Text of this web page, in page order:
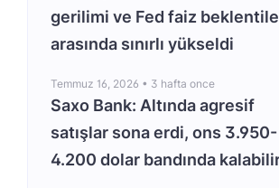
gerilimi ve Fed faiz
arasında sınırlı yükseldi
Temmuz 16, 2026 • 3 hafta once
Saxo Bank: Altında agresif
satışlar sona erdi, ons 3.950-
4.200 dolar bandında